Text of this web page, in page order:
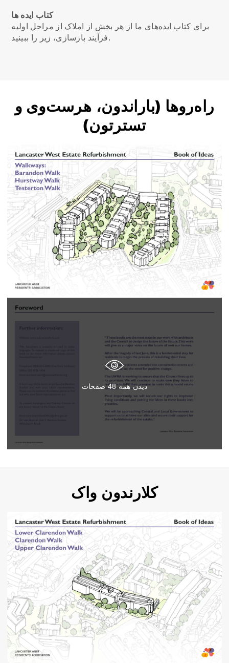
کتاب ایده ها
برای کتاب ایده‌های ما از هر بخش از املاک از مراحل اولیه
فرآیند بازسازی، زیر را ببینید.
راه‌روها (باراندون، هرست‌وی و
تسترتون)
دیدن همه 48 صفحات
کلارندون واک